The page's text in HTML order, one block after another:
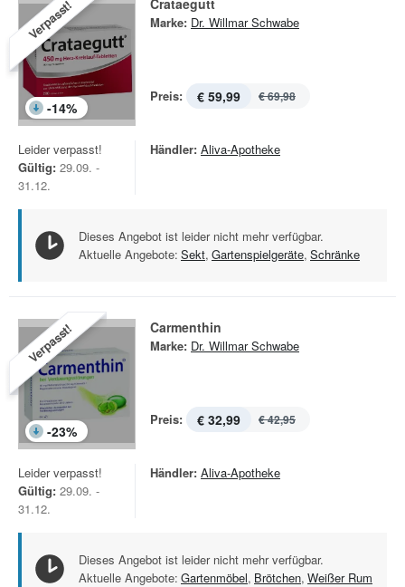
Verpasst!
-14%
Crataegutt
Marke: Dr. Willmar Schwabe
Preis: € 59,99 € 69,98
Leider verpasst!
Gültig: 29.09. -
31.12.
Händler: Aliva-Apotheke
Dieses Angebot ist leider nicht mehr verfügbar.
Aktuelle Angebote: Sekt, Gartenspielgeräte, Schränke
Verpasst!
-23%
Carmenthin
Marke: Dr. Willmar Schwabe
Preis: € 32,99 € 42,95
Leider verpasst!
Gültig: 29.09. -
31.12.
Händler: Aliva-Apotheke
Dieses Angebot ist leider nicht mehr verfügbar.
Aktuelle Angebote: Gartenmöbel, Brötchen, Weißer Rum